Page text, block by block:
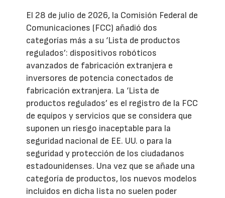
El 28 de julio de 2026, la Comisión Federal de
Comunicaciones (FCC) añadió dos
categorías más a su ‘Lista de productos
regulados’: dispositivos robóticos
avanzados de fabricación extranjera e
inversores de potencia conectados de
fabricación extranjera. La ‘Lista de
productos regulados’ es el registro de la FCC
de equipos y servicios que se considera que
suponen un riesgo inaceptable para la
seguridad nacional de EE. UU. o para la
seguridad y protección de los ciudadanos
estadounidenses. Una vez que se añade una
categoría de productos, los nuevos modelos
incluidos en dicha lista no suelen poder